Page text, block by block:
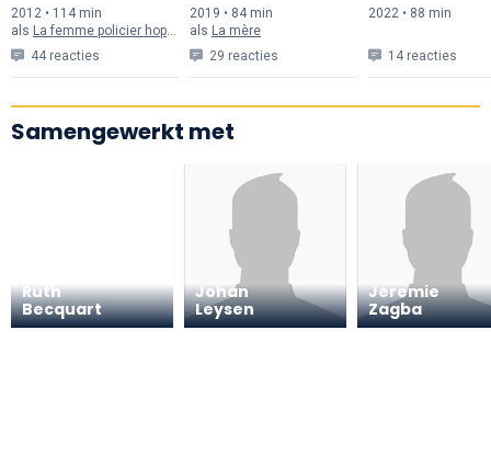
2012 • 114 min
als La femme policier hopital
44 reacties
2019 • 84 min
als La mère
29 reacties
2022 • 88 min
14 reacties
Samengewerkt met
Ruth
Becquart
Johan
Leysen
Jeremie
Zagba